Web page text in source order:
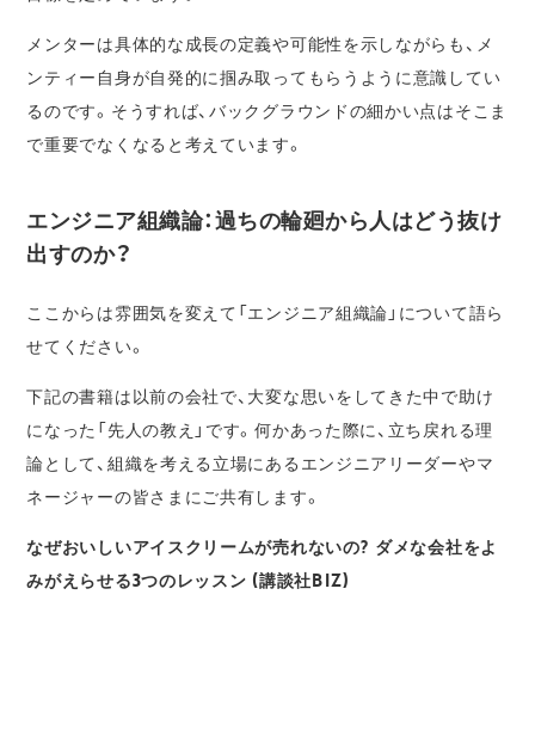
メンターは具体的な成長の定義や可能性を示しながらも、メ
ンティー自身が自発的に掴み取ってもらうように意識してい
るのです。そうすれば、バックグラウンドの細かい点はそこま
で重要でなくなると考えています。
エンジニア組織論：過ちの輪廻から人はどう抜け
出すのか？
ここからは雰囲気を変えて「エンジニア組織論」について語ら
せてください。
下記の書籍は以前の会社で、大変な思いをしてきた中で助け
になった「先人の教え」です。何かあった際に、立ち戻れる理
論として、組織を考える立場にあるエンジニアリーダーやマ
ネージャーの皆さまにご共有します。
なぜおいしいアイスクリームが売れないの? ダメな会社をよ
みがえらせる3つのレッスン (講談社BIZ)